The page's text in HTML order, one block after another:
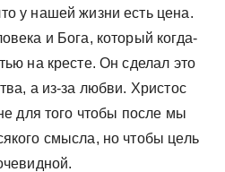
у нашей жизни есть цена.
и Бога, который когда-
на кресте. Он сделал это
а из-за любви. Христос
для того чтобы после мы
смысла, но чтобы цель